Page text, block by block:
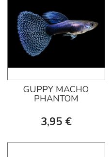
GUPPY MACHO
PHANTOM
3,95 €